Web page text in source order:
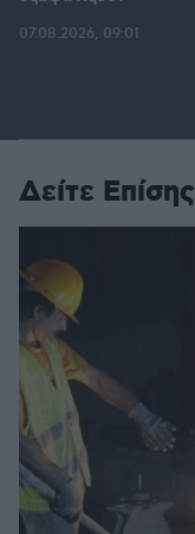
07.08.2026, 09:01
Δείτε Επίσης